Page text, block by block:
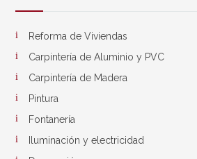
Reforma de Viviendas
Carpintería de Aluminio y PVC
Carpintería de Madera
Pintura
Fontanería
Iluminación y electricidad